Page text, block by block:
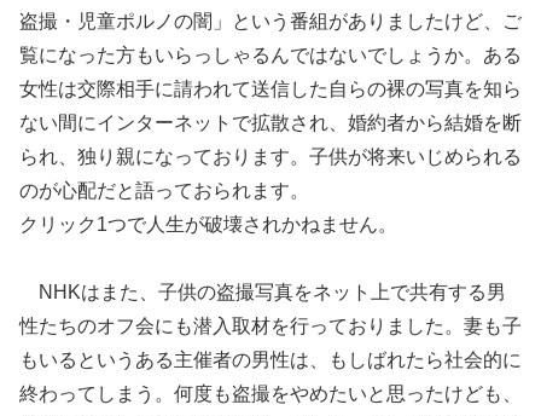
盗撮・児童ポルノの闇」という番組がありましたけど、ご
覧になった方もいらっしゃるんではないでしょうか。ある
女性は交際相手に請われて送信した自らの裸の写真を知ら
ない間にインターネットで拡散され、婚約者から結婚を断
られ、独り親になっております。子供が将来いじめられる
のが心配だと語っておられます。
クリック1つで人生が破壊されかねません。
NHKはまた、子供の盗撮写真をネット上で共有する男
性たちのオフ会にも潜入取材を行っておりました。妻も子
もいるというある主催者の男性は、もしばれたら社会的に
終わってしまう。何度も盗撮をやめたいと思ったけども、